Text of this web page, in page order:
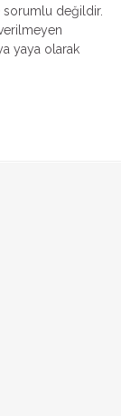
sorumlu değildir.
yaya olarak